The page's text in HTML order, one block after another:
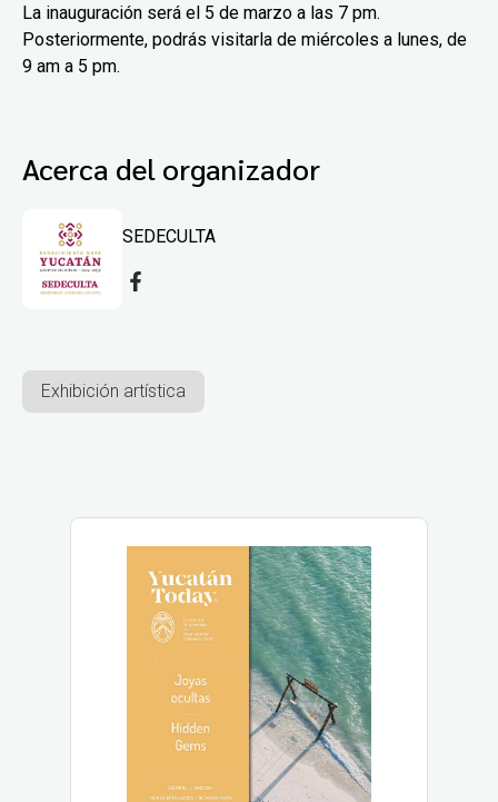
La inauguración será el 5 de marzo a las 7 pm.
Posteriormente, podrás visitarla de miércoles a lunes, de
9 am a 5 pm.
Acerca del organizador
SEDECULTA
Exhibición artística